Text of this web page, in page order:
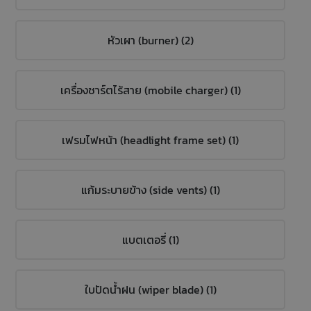
หัวเผา (burner) (2)
เครื่องชาร์ตไร้สาย (mobile charger) (1)
เฟรมไฟหน้า (headlight frame set) (1)
แก้มระบายข้าง (side vents) (1)
แบตเตอรี่ (1)
ใบปัดน้ำฝน (wiper blade) (1)